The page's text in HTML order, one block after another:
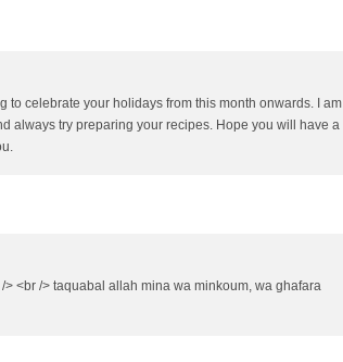
to celebrate your holidays from this month onwards. I am
always try preparing your recipes. Hope you will have a
> <br /> taquabal allah mina wa minkoum, wa ghafara